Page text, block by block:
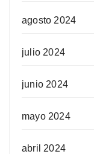
agosto 2024
julio 2024
junio 2024
mayo 2024
abril 2024